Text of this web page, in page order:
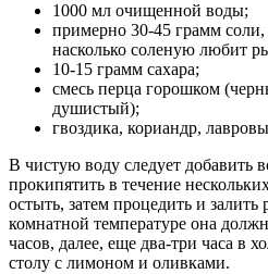
1000 мл очищенной воды;
примерно 30-45 грамм соли,
насколько соленую любит
10-15 грамм сахара;
смесь перца горошком
душистый);
гвоздика, кориандр,
В чистую воду следует добавить
прокипятить в течение
остыть, затем процедить и
комнатной температуре она
часов, далее, еще два-три часа в
столу с лимоном и оливками.